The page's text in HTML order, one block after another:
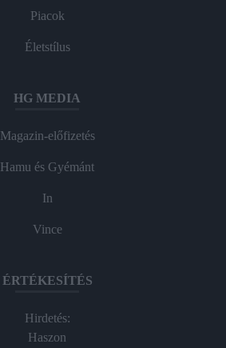
Piacok
Életstílus
HG MEDIA
Magazin-előfizetés
Hamu és Gyémánt
In
Vince
ÉRTÉKESÍTÉS
Hirdetés:
Haszon